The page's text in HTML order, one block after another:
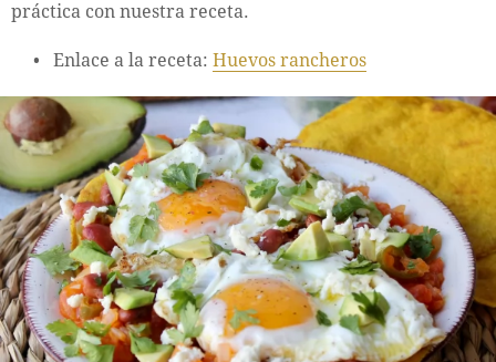
práctica con nuestra receta.
Enlace a la receta: Huevos rancheros